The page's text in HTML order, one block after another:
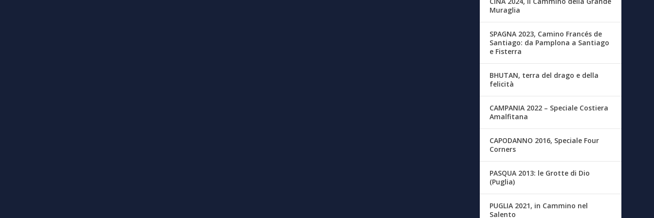
Muraglia
SPAGNA 2023, Camino Francés de
Santiago: da Pamplona a Santiago
e Fisterra
BHUTAN, terra del drago e della
felicità
CAMPANIA 2022 – Speciale Costiera
Amalfitana
CAPODANNO 2016, Speciale Four
Corners
PASQUA 2013: le Grotte di Dio
(Puglia)
PUGLIA 2021, in Cammino nel
Salento